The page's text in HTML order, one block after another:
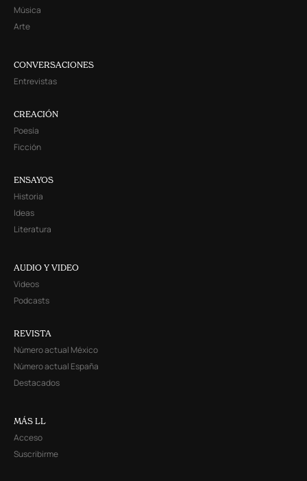
Música
Arte
CONVERSACIONES
Entrevistas
CREACIÓN
Poesía
Ficción
ENSAYOS
Historia
Ideas
Literatura
AUDIO Y VIDEO
Videos
Podcasts
REVISTA
Número actual México
Número actual España
Destacados
MÁS LL
Acceso
Suscribirme